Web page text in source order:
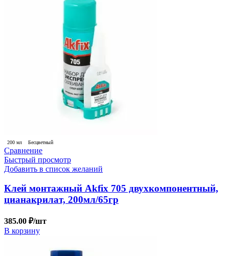
200 мл Бесцветный
Сравнение
Быстрый просмотр
Добавить в список желаний
Клей монтажный Akfix 705 двухкомпонентный,
цианакрилат, 200мл/65гр
385.00 ₽/шт
В корзину